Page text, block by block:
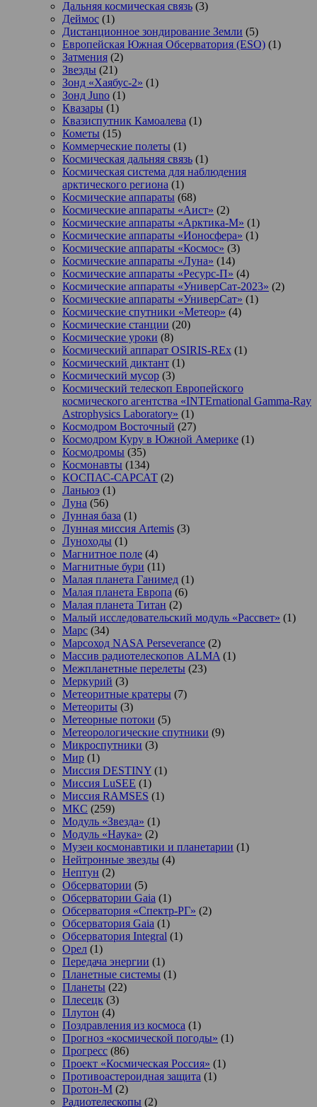
Дальняя космическая связь (3)
Деймос (1)
Дистанционное зондирование Земли (5)
Европейская Южная Обсерватория (ESO) (1)
Затмения (2)
Звезды (21)
Зонд «Хаябус-2» (1)
Зонд Juno (1)
Квазары (1)
Квазиспутник Камоалева (1)
Кометы (15)
Коммерческие полеты (1)
Космическая дальняя связь (1)
Космическая система для наблюдения
арктического региона (1)
Космические аппараты (68)
Космические аппараты «Аист» (2)
Космические аппараты «Арктика-М» (1)
Космические аппараты «Ионосфера» (1)
Космические аппараты «Космос» (3)
Космические аппараты «Луна» (14)
Космические аппараты «Ресурс-П» (4)
Космические аппараты «УниверСат-2023» (2)
Космические аппараты «УниверСат» (1)
Космические спутники «Метеор» (4)
Космические станции (20)
Космические уроки (8)
Космический аппарат OSIRIS-REx (1)
Космический диктант (1)
Космический мусор (3)
Космический телескоп Европейского
космического агентства «INTErnational Gamma-Ray
Astrophysics Laboratory» (1)
Космодром Восточный (27)
Космодром Куру в Южной Америке (1)
Космодромы (35)
Космонавты (134)
КОСПАС-САРСАТ (2)
Ланьюэ (1)
Луна (56)
Лунная база (1)
Лунная миссия Artemis (3)
Луноходы (1)
Магнитное поле (4)
Магнитные бури (11)
Малая планета Ганимед (1)
Малая планета Европа (6)
Малая планета Титан (2)
Малый исследовательский модуль «Рассвет» (1)
Марс (34)
Марсоход NASA Perseverance (2)
Массив радиотелескопов ALMA (1)
Межпланетные перелеты (23)
Меркурий (3)
Метеоритные кратеры (7)
Метеориты (3)
Метеорные потоки (5)
Метеорологические спутники (9)
Микроспутники (3)
Мир (1)
Миссия DESTINY (1)
Миссия LuSEE (1)
Миссия RAMSES (1)
МКС (259)
Модуль «Звезда» (1)
Модуль «Наука» (2)
Музеи космонавтики и планетарии (1)
Нейтронные звезды (4)
Нептун (2)
Обсерватории (5)
Обсерватории Gaia (1)
Обсерватория «Спектр-РГ» (2)
Обсерватория Gaia (1)
Обсерватория Integral (1)
Орел (1)
Передача энергии (1)
Планетные системы (1)
Планеты (22)
Плесецк (3)
Плутон (4)
Поздравления из космоса (1)
Прогноз «космической погоды» (1)
Прогресс (86)
Проект «Космическая Россия» (1)
Противоастероидная защита (1)
Протон-М (2)
Радиотелескопы (2)